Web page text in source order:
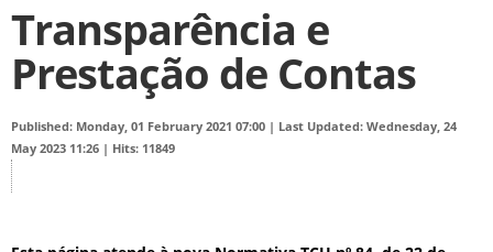
Transparência e
Prestação de Contas
Published: Monday, 01 February 2021 07:00 | Last Updated: Wednesday, 24
May 2023 11:26 | Hits: 11849